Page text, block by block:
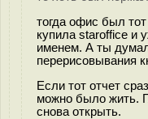
тогда офис был
купила staroffice и
именем. А ты
перерисовывания
Если тот отчет
можно было жить.
снова открыть.